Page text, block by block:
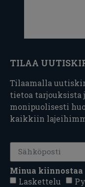
TILAA
Tilaamalla
tietoa tarjouksista
monipuolisesti
kaikkiin
Minua kiinnostaa
Laskettelu